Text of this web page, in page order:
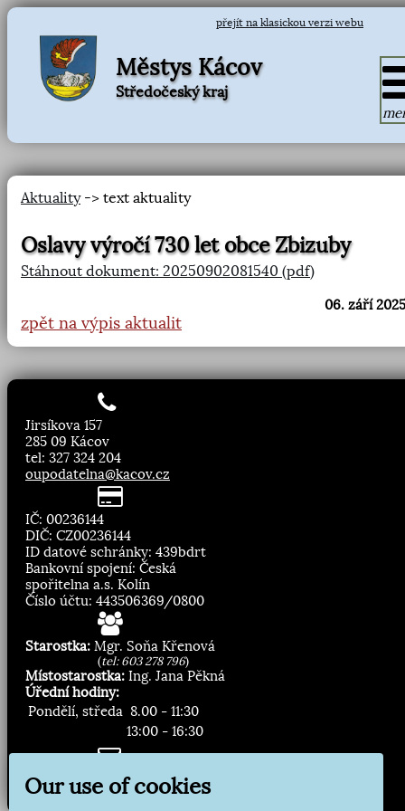
přejít na klasickou verzi webu
Městys Kácov
Středočeský kraj
Aktuality-> text aktuality
Oslavy výročí 730 let obce Zbizuby
Stáhnout dokument: 20250902081540 (pdf)
06. září
zpět na výpis aktualit
Jirsíkova 157
285 09 Kácov
tel: 327 324 204
oupodatelna@kacov.cz
IČ: 00236144
DIČ: CZ00236144
ID datové schránky: 439bdrt
Bankovní spojení: Česká
spořitelna a.s. Kolín
Číslo účtu: 443506369/0800
Starostka: Mgr. Soňa Křenová
(tel: 603 278 796)
Místostarostka: Ing. Jana Pěkná
Úřední hodiny:
Pondělí, středa 8.00 - 11:30
13:00 - 16:30
Zasílání novinek:
Our use of cookies